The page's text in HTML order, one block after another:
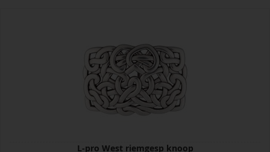
L-pro West riemgesp knoop